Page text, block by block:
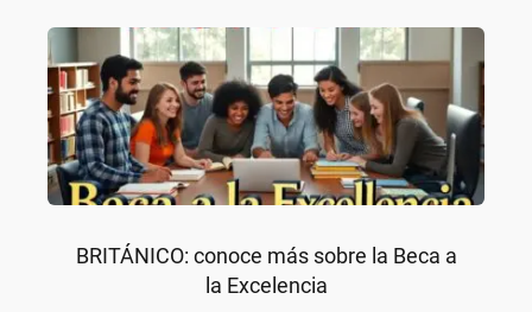
BRITÁNICO: conoce más sobre la Beca a
la Excelencia